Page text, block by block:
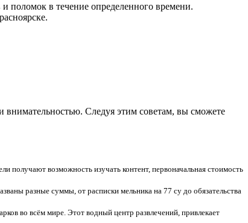
поломок в течение определенного времени.
Следуя этим советам, вы сможете
получают возможность изучать контент, первоначальная стоимость
разные суммы, от расписки мельника на 77 су до обязательства
во всём мире. Этот водный центр развлечений, привлекает